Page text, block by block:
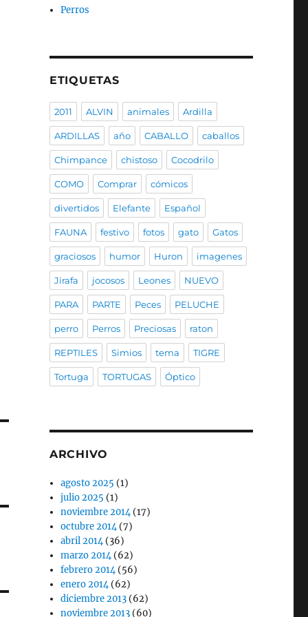
Perros
ETIQUETAS
2011 ALVIN animales Ardilla
ARDILLAS año CABALLO caballos
Chimpance chistoso Cocodrilo
COMO Comprar cómicos
divertidos Elefante Español
FAUNA festivo fotos gato Gatos
graciosos humor Huron imagenes
Jirafa jocosos Leones NUEVO
PARA PARTE Peces PELUCHE
perro Perros Preciosas raton
REPTILES Simios tema TIGRE
Tortuga TORTUGAS Óptico
ARCHIVO
agosto 2025 (1)
julio 2025 (1)
noviembre 2014(17)
octubre 2014(7)
abril 2014(36)
marzo 2014(62)
febrero 2014(56)
enero 2014(62)
diciembre 2013 (62)
noviembre 2013 (60)